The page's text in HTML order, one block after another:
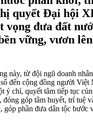
quyết Đại hội
vọng đưa đất
vững, vươn
này, từ đội ngũ doanh
đến cộng đồng người Việt
ý chí, quyết tâm tiếp tục
đóng góp tâm huyết, trí tuệ
góp phần đưa dân tộc bước